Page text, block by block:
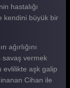
hastalığı
kendini büyük bir
ağırlığını
savaş vermek
evlilikte aşk galip
Cihan ile